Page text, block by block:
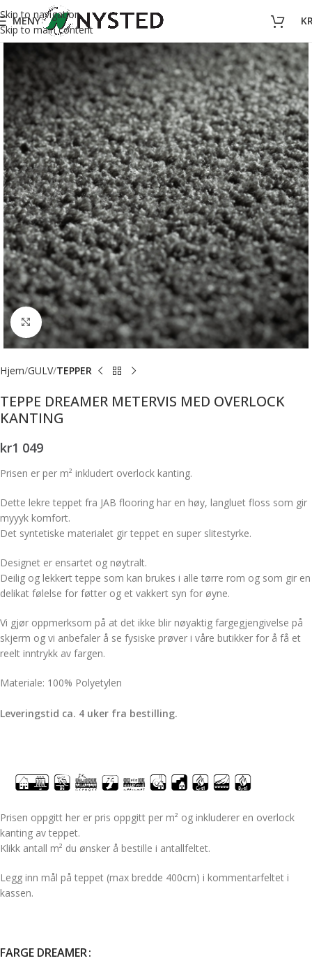
Skip to navigation
Skip to main content
MENY
Forstørr bilde
Hjem GULV TEPPER
TEPPE DREAMER METERVIS MED OVERLOCK
KANTING
kr1 049
Prisen er per m² inkludert overlock kanting.
Dette lekre teppet fra JAB flooring har en høy, langluet floss som gir
myyyk komfort.
Det syntetiske materialet gir teppet en super slitestyrke.
Designet er ensartet og nøytralt.
Deilig og lekkert teppe som kan brukes i alle tørre rom og som gir en
delikat følelse for føtter og et vakkert syn for øyne.
Vi gjør oppmerksom på at det ikke blir nøyaktig fargegjengivelse på
skjerm og vi anbefaler å se fysiske prøver i våre butikker for å få et
reelt inntrykk av fargen.
Materiale: 100% Polyetylen
Leveringstid ca. 4 uker fra bestilling.
Prisen oppgitt her er pris oppgitt per m² og inkluderer en overlock
kanting av teppet.
Klikk antall m² du ønsker å bestille i antallfeltet.
Legg inn mål på teppet (max bredde 400cm) i kommentarfeltet i
kassen.
FARGE DREAMER